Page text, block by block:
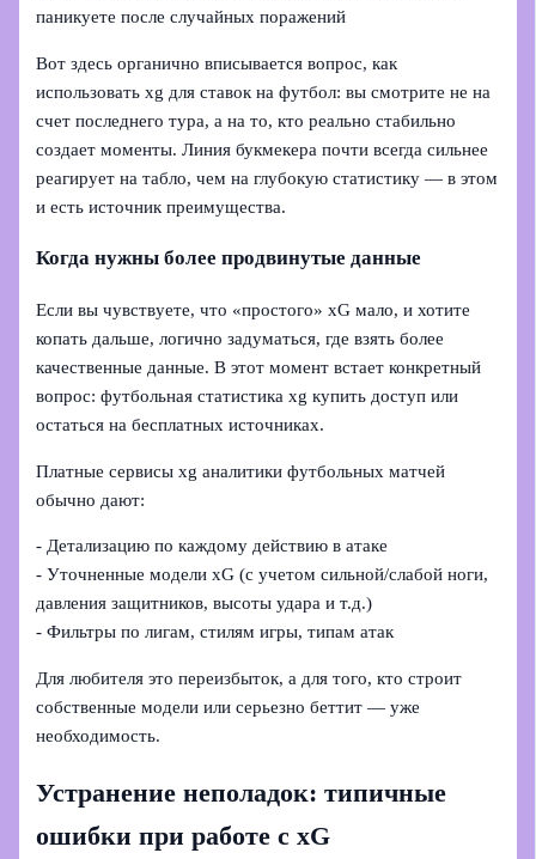
паникуете после случайных поражений
Вот здесь органично вписывается вопрос, как
использовать xg для ставок на футбол: вы смотрите не на
счет последнего тура, а на то, кто реально стабильно
создает моменты. Линия букмекера почти всегда сильнее
реагирует на табло, чем на глубокую статистику — в этом
и есть источник преимущества.
Когда нужны более продвинутые данные
Если вы чувствуете, что «простого» xG мало, и хотите
копать дальше, логично задуматься, где взять более
качественные данные. В этот момент встает конкретный
вопрос: футбольная статистика xg купить доступ или
остаться на бесплатных источниках.
Платные сервисы xg аналитики футбольных матчей
обычно дают:
- Детализацию по каждому действию в атаке
- Уточненные модели xG (с учетом сильной/слабой ноги,
давления защитников, высоты удара и т.д.)
- Фильтры по лигам, стилям игры, типам атак
Для любителя это переизбыток, а для того, кто строит
собственные модели или серьезно беттит — уже
необходимость.
Устранение неполадок: типичные
ошибки при работе с xG